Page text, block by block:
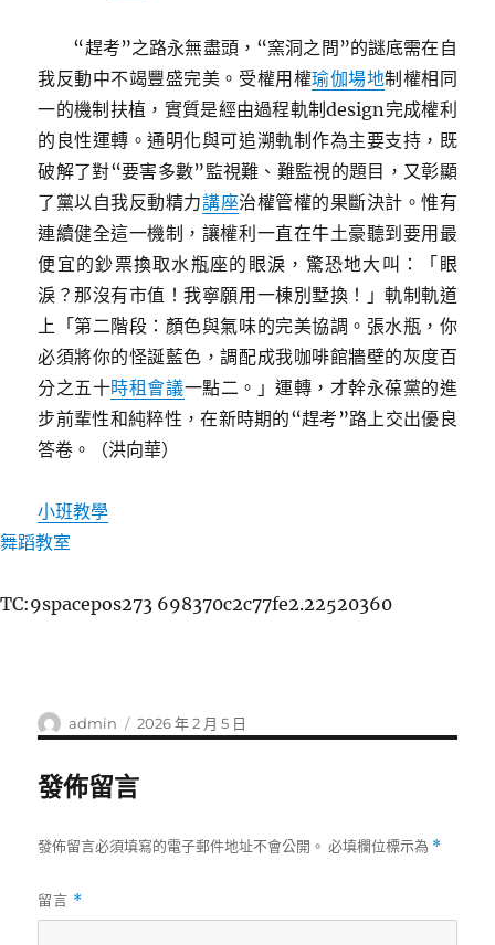
“趕考”之路永無盡頭，“窯洞之問”的謎底需在自
我反動中不竭豐盛完美。受權用權瑜伽場地制權相同
一的機制扶植，實質是經由過程軌制design完成權利
的良性運轉。通明化與可追溯軌制作為主要支持，既
破解了對“要害多數”監視難、難監視的題目，又彰顯
了黨以自我反動精力講座治權管權的果斷決計。惟有
連續健全這一機制，讓權利一直在牛土豪聽到要用最
便宜的鈔票換取水瓶座的眼淚，驚恐地大叫：「眼
淚？那沒有市值！我寧願用一棟別墅換！」軌制軌道
上「第二階段：顏色與氣味的完美協調。張水瓶，你
必須將你的怪誕藍色，調配成我咖啡館牆壁的灰度百
分之五十時租會議一點二。」運轉，才幹永葆黨的進
步前輩性和純粹性，在新時期的“趕考”路上交出優良
答卷。（洪向華）
小班教學
舞蹈教室
TC:9spacepos273 698370c2c77fe2.22520360
作
者
admin
發
佈
2026 年 2 月 5 日
發佈留言
發佈留言必須填寫的電子郵件地址不會公開。 必填欄位標示為 *
留言 *